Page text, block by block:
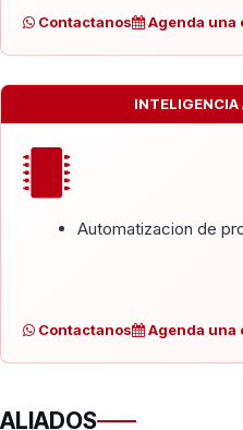
Contactanos Agenda una
INTELIGENCIA
Automatizacion de
Contactanos Agenda una
ALIADOS